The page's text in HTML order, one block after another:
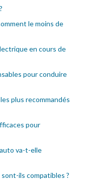
le moins de
en cours de
pour conduire
plus recommandés
pour
va-t-elle
ils compatibles ?